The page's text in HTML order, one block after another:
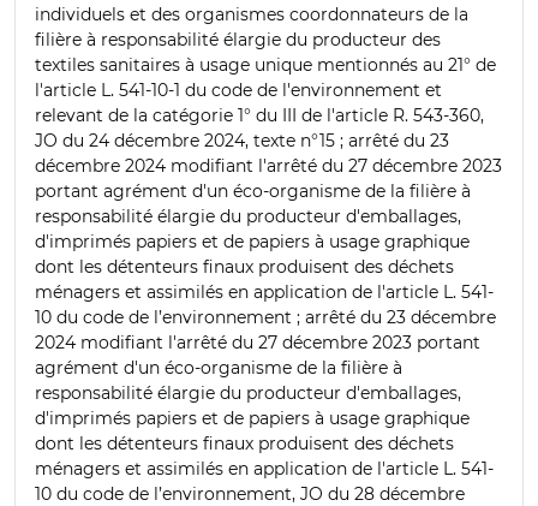
individuels et des organismes coordonnateurs de la
filière à responsabilité élargie du producteur des
textiles sanitaires à usage unique mentionnés au 21° de
l'article L. 541-10-1 du code de l'environnement et
relevant de la catégorie 1° du III de l'article R. 543-360,
JO du 24 décembre 2024, texte n°15 ; arrêté du 23
décembre 2024 modifiant l'arrêté du 27 décembre 2023
portant agrément d'un éco-organisme de la filière à
responsabilité élargie du producteur d'emballages,
d'imprimés papiers et de papiers à usage graphique
dont les détenteurs finaux produisent des déchets
ménagers et assimilés en application de l'article L. 541-
10 du code de l’environnement ; arrêté du 23 décembre
2024 modifiant l'arrêté du 27 décembre 2023 portant
agrément d'un éco-organisme de la filière à
responsabilité élargie du producteur d'emballages,
d'imprimés papiers et de papiers à usage graphique
dont les détenteurs finaux produisent des déchets
ménagers et assimilés en application de l'article L. 541-
10 du code de l’environnement, JO du 28 décembre